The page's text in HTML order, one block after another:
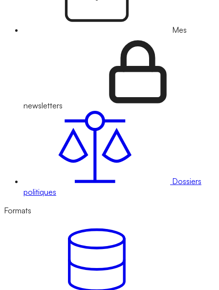
Mes
newsletters
Dossiers
politiques
Formats